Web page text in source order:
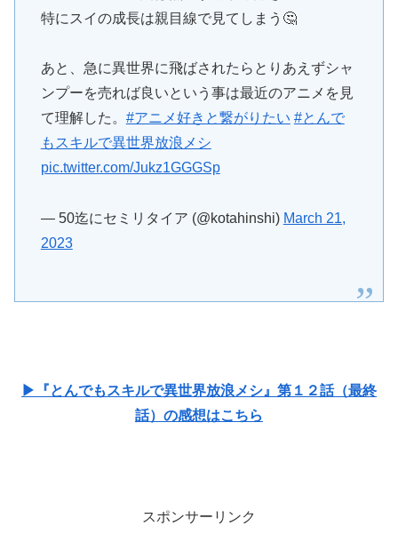
ンプーを売れば良いという事は最近のアニメを見
て理解した。 #アニメ好きと繋がりたい #とんで
もスキルで異世界放浪メシ
pic.twitter.com/Jukz1GGGSp
2023
話）の感想はこちら